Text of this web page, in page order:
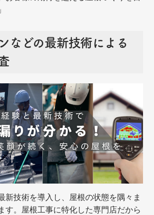
などの最新技術による
新技術を導入し、屋根の状態を隅々ま
す。屋根工事に特化した専門店だから